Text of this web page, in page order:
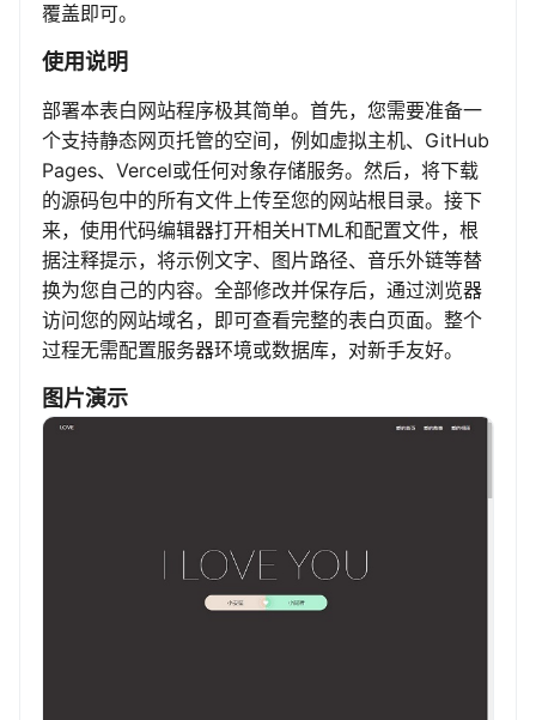
覆盖即可。
使用说明
部署本表白网站程序极其简单。首先，您需要准备一
个支持静态网页托管的空间，例如虚拟主机、GitHub
Pages、Vercel或任何对象存储服务。然后，将下载
的源码包中的所有文件上传至您的网站根目录。接下
来，使用代码编辑器打开相关HTML和配置文件，根
据注释提示，将示例文字、图片路径、音乐外链等替
换为您自己的内容。全部修改并保存后，通过浏览器
访问您的网站域名，即可查看完整的表白页面。整个
过程无需配置服务器环境或数据库，对新手友好。
图片演示